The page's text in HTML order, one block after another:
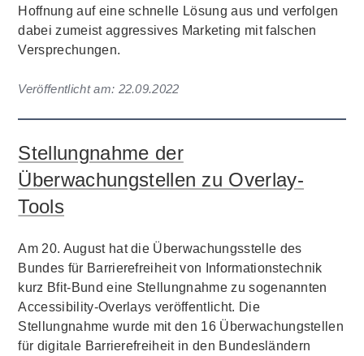
Hoffnung auf eine schnelle Lösung aus und verfolgen
dabei zumeist aggressives Marketing mit falschen
Versprechungen.
Veröffentlicht am: 22.09.2022
Stellungnahme der
Überwachungstellen zu Overlay-
Tools
Am 20. August hat die Überwachungsstelle des
Bundes für Barrierefreiheit von Informationstechnik
kurz Bfit-Bund eine Stellungnahme zu sogenannten
Accessibility-Overlays veröffentlicht. Die
Stellungnahme wurde mit den 16 Überwachungstellen
für digitale Barrierefreiheit in den Bundesländern